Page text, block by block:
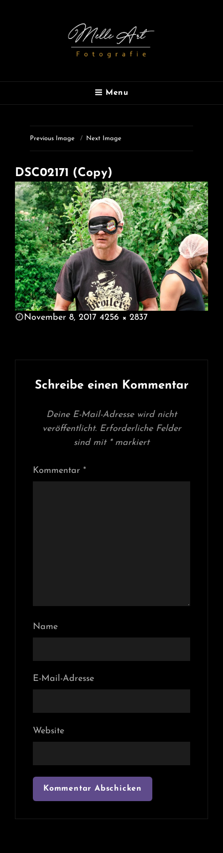
MELLE ART
Menu
Previous Image Next Image
DSC02171 (Copy)
POSTED
November 8, 2017 4256 × 2837
Schreibe einen Kommentar
Deine E-Mail-Adresse wird nicht
veröffentlicht. Erforderliche Felder
sind mit *markiert
Kommentar *
Name
E-Mail-Adresse
Website